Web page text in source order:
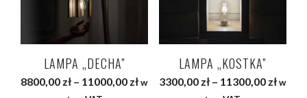
wybrać
stronie
wybrać
stronie
LAMPA „DECHA”
8800,00 zł – 11000,00 złZakres
w
LAMPA „KOSTKA”
3300,00 zł – 11300,00 złw